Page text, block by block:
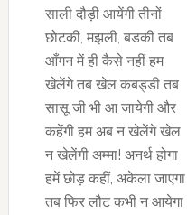
साली दौड़ी आयेंगी तीनों
छोटकी, मझली, बडकी तब
आँगन में ही कैसे नहीं हम
खेलेंगे तब खेल कबड्डी तब
सासू जी भी आ जायेगी और
कहेंगी हम अब न खेलेंगे खेल
न खेलेंगी अम्मा! अनर्थ होगा
हमें छोड़ कहीं, अकेला जाएगा
तब फिर लौट कभी न आयेगा